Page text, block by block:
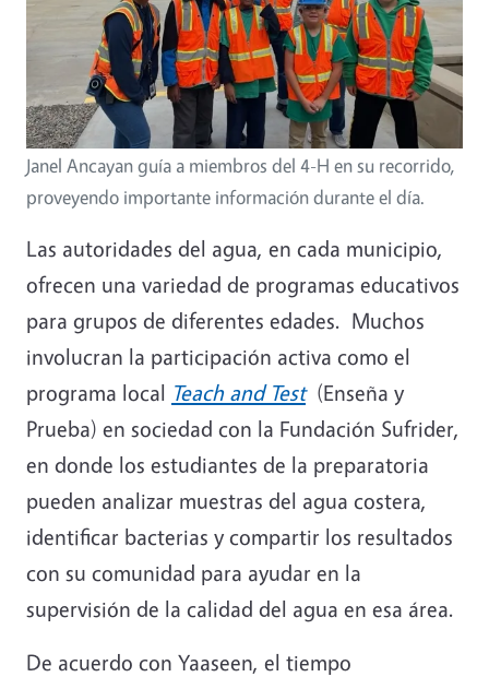
Janel Ancayan guía a miembros del 4-H en su recorrido,
proveyendo importante información durante el día.
Las autoridades del agua, en cada municipio,
ofrecen una variedad de programas educativos
para grupos de diferentes edades. Muchos
involucran la participación activa como el
programa local Teach and Test(Enseña y
Prueba) en sociedad con la Fundación Sufrider,
en donde los estudiantes de la preparatoria
pueden analizar muestras del agua costera,
identificar bacterias y compartir los resultados
con su comunidad para ayudar en la
supervisión de la calidad del agua en esa área.
De acuerdo con Yaaseen, el tiempo